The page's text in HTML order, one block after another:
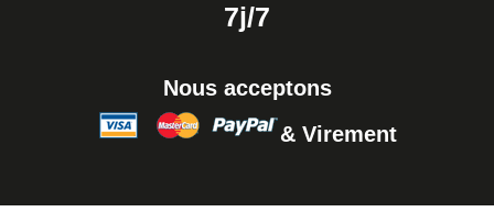
7j/7
Nous acceptons
& Virement